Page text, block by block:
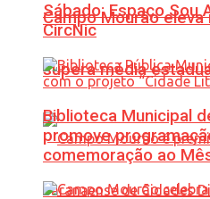
Campo Mourão eleva
supera média
Sábado: Espaço Sou
CircNic
Biblioteca Municipal
promove
comemoração ao